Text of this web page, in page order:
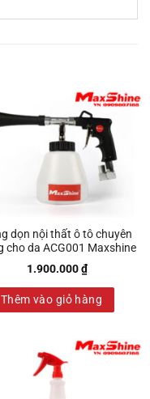
dọn nội thất ô tô chuyên
cho da ACG001 Maxshine
1.900.000₫
Thêm vào giỏ hàng